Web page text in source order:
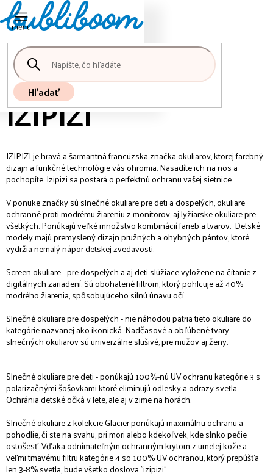
Prejsť
na
obsah
Hľadať
košík
IZIPIZI
IZIPIZI je hravá a šarmantná francúzska značka okuliarov, ktorej farebný
dizajn a funkčné technológie vás ohromia. Nasadíte ich na nos a
pochopíte. Izipizi sa postará o perfektnú ochranu vašej sietnice.
V ponuke značky sú slnečné okuliare pre deti a dospelých, okuliare
ochranné proti modrému žiareniu z monitorov, aj lyžiarske okuliare pre
všetkých. Ponúkajú veľké množstvo kombinácií farieb a tvarov. Detské
modely majú premyslený dizajn pružných a ohybných pántov, ktoré
vydržia nemalý nápor detskej zvedavosti.
Screen okuliare - pre dospelých a aj deti slúžiace vyložene na čítanie z
digitálnych zariadení. Sú obohatené filtrom, ktorý pohlcuje až 40%
modrého žiarenia, spôsobujúceho silnú únavu očí.
Slnečné okuliare pre dospelých - nie náhodou patria tieto okuliare do
kategórie nazvanej ako ikonická. Nadčasové a obľúbené tvary
slnečných okuliarov sú univerzálne slušivé, pre mužov aj ženy.
Slnečné okuliare pre deti - ponúkajú 100%-nú UV ochranu kategórie 3 s
polarizačnými šošovkami ktoré eliminujú odlesky a odrazy svetla.
Ochránia detské očká v lete, ale aj v zime na horách.
Slnečné okuliare z kolekcie Glacier ponúkajú maximálnu ochranu a
pohodlie, či ste na svahu, pri mori alebo kdekoľvek, kde slnko pečie
ostošesť. Vďaka odnímateľným ochranným krytom z umelej kože a
veľmi tmavému filtru kategórie 4 so 100% UV ochranou, ktorý prepúšťa
len 3-8% svetla, bude všetko doslova "izipizi".